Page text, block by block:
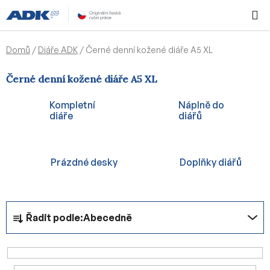
na
obsah
KOŠÍK
Domů / Diáře ADK / Černé denní kožené diáře A5 XL
Černé denní kožené diáře A5 XL
Kompletní
diáře
Náplně do
diářů
Prázdné desky Doplňky diářů
Ř
z
e
Řadit podle:Abecedně